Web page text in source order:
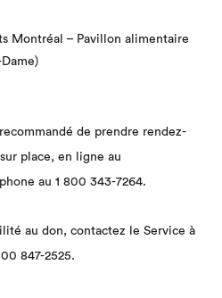
Montréal – Pavillon alimentaire
de prendre rendez-
place, en ligne au
au 1 800 343-7264.
au don, contactez le Service à
847-2525.